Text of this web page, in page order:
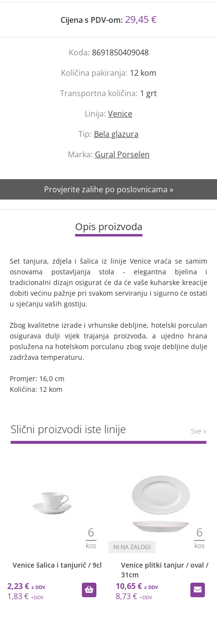
Cijena s PDV-om: 29,45 €
Koda: 8691850409048
Količina pakiranja: 12 kom
Transportna količina: 1 grt
Linija: Venice
Tip: Bela glazura
Marka: Gural Porselen
Provjerite zalihe po poslovnicama »
Opis proizvoda
Set tanjura, zdjela i šalica iz linije Venice vraća se samim
osnovama postavljanja stola - elegantna bjelina i
tradicionalni dizajn osigurat će da će vaše kuharske kreacije
dobiti većinu pažnje pri svakom serviranju i sigurno će ostati
u sjećanju vaših gostiju.
Zbog kvalitetne izrade i vrhunske debljine, hotelski porculan
osigurava dulji vijek trajanja proizvoda, a ujedno hrana
poslužena na hotelskom porculanu zbog svoje debljine dulje
zadržava temperaturu.
Promjer: 16,0 cm
Količina: 12 kom
Slični proizvodi iste linije Sve »
6
kos
Venice šalica i tanjurič / 9cl
2,23 €
1,83 €
6
kos
Venice plitki tanjur / oval /
31cm
10,65 €
8,73 €